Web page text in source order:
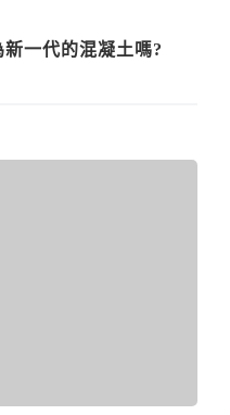
一代的混凝土嗎?